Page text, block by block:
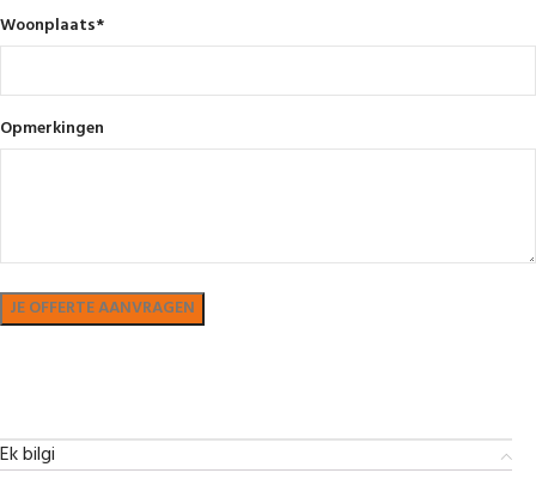
Woonplaats*
Opmerkingen
Ek bilgi